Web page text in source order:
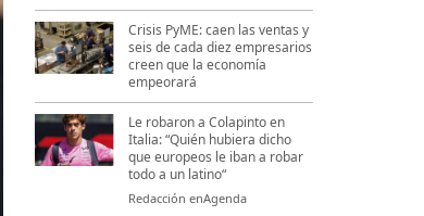
Crisis PyME: caen las ventas y
seis de cada diez empresarios
creen que la economía
empeorará
Le robaron a Colapinto en
Italia: “Quién hubiera dicho
que europeos le iban a robar
todo a un latino“
Redacción enAgenda